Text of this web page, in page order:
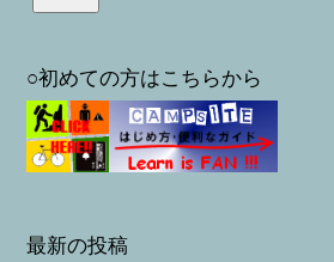
○初めての方はこちらから
最新の投稿